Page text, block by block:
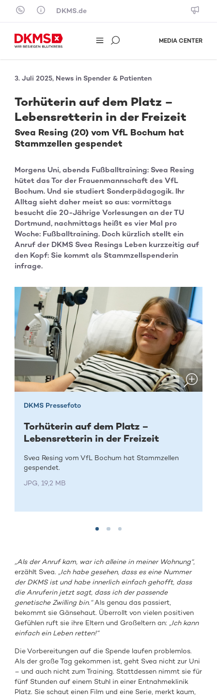
Skip to content
DKMS.de
MEDIA CENTER
3. Juli 2025, News in Spender & Patienten
Torhüterin auf dem Platz –
Lebensretterin in der Freizeit
Svea Resing (20) vom VfL Bochum hat
Stammzellen gespendet
Morgens Uni, abends Fußballtraining: Svea Resing
hütet das Tor der Frauenmannschaft des VfL
Bochum. Und sie studiert Sonderpädagogik. Ihr
Alltag sieht daher meist so aus: vormittags
besucht die 20-Jährige Vorlesungen an der TU
Dortmund, nachmittags heißt es vier Mal pro
Woche: Fußballtraining. Doch kürzlich stellt ein
Anruf der DKMS Svea Resings Leben kurzzeitig auf
den Kopf: Sie kommt als Stammzellspenderin
infrage.
DKMS Pressefoto
Torhüterin auf dem Platz –
Lebensretterin in der Freizeit
Svea Resing vom VfL Bochum hat Stammzellen
gespendet.
JPG, 19,2 MB
„Als der Anruf kam, war ich alleine in meiner Wohnung“,
erzählt Svea. „Ich habe gesehen, dass es eine Nummer
der DKMS ist und habe innerlich einfach gehofft, dass
die Anruferin jetzt sagt, dass ich der passende
genetische Zwilling bin.“Als genau das passiert,
bekommt sie Gänsehaut. Überrollt von vielen positiven
Gefühlen ruft sie ihre Eltern und Großeltern an: „Ich kann
einfach ein Leben retten!“
Die Vorbereitungen auf die Spende laufen problemlos.
Als der große Tag gekommen ist, geht Svea nicht zur Uni
– und auch nicht zum Training. Stattdessen nimmt sie für
fünf Stunden auf einem Stuhl in einer Entnahmeklinik
Platz. Sie schaut einen Film und eine Serie, merkt kaum,